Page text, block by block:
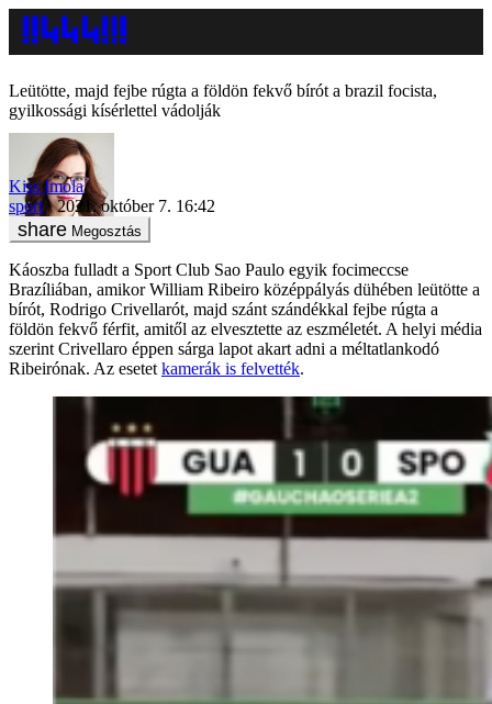
Leütötte, majd fejbe rúgta a földön fekvő bírót a brazil focista,
gyilkossági kísérlettel vádolják
Kiss Imola
sport
2021. október 7. 16:42
Megosztás
Káoszba fulladt a Sport Club Sao Paulo egyik focimeccse
Brazíliában, amikor William Ribeiro középpályás dühében leütötte a
bírót, Rodrigo Crivellarót, majd szánt szándékkal fejbe rúgta a
földön fekvő férfit, amitől az elvesztette az eszméletét. A helyi média
szerint Crivellaro éppen sárga lapot akart adni a méltatlankodó
Ribeirónak. Az esetet kamerák is felvették.